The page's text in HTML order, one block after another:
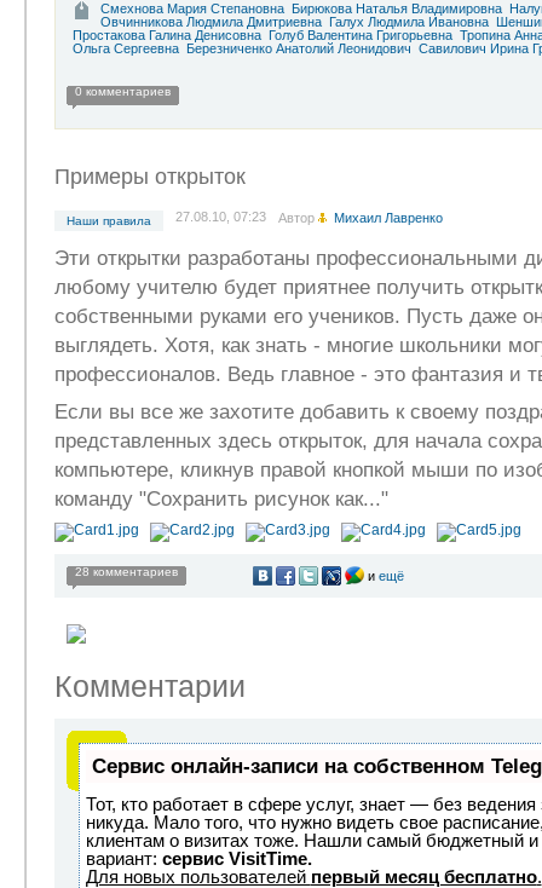
Смехнова Мария Степановна Бирюкова Наталья Владимировна
Овчинникова Людмила Дмитриевна
Галух Людмила Ивановна
Простакова Галина Денисовна
Голуб Валентина Григорьевна Тропина
Ольга Сергеевна
Березниченко Анатолий Леонидович Савилович Ирина
0 комментариев
Примеры открыток
Наши правила 27.08.10, 07:23 Автор Михаил Лавренко
Эти открытки разработаны профессиональными
любому учителю будет приятнее получить
собственными руками его учеников. Пусть даже
выглядеть. Хотя, как знать - многие школьники
профессионалов. Ведь главное - это фантазия и
Если вы все же захотите добавить к своему
представленных здесь открыток, для начала
компьютере, кликнув правой кнопкой мыши по
команду "Сохранить рисунок как..."
28 комментариев и ещё
Комментарии
Сервис онлайн-записи на собственном
Тот, кто работает в сфере услуг, знает — без ведения
никуда. Мало того, что нужно видеть свое
клиентам о визитах тоже. Нашли самый бюджетный
вариант: сервис VisitTime.
Для новых пользователей первый месяц бесплатно.